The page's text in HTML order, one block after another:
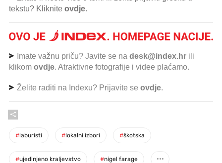
tekstu? Kliknite ovdje.
Imate važnu priču? Javite se na desk@index.hr ili
klikom ovdje. Atraktivne fotografije i videe plaćamo.
Želite raditi na Indexu? Prijavite se ovdje.
#laburisti #lokalni izbori #škotska
#ujedinjeno kraljevstvo #nigel farage